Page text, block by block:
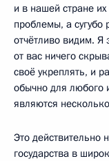
и в нашей стране
проблемы, а
отчётливо видим. Я
от вас ничего
своё укреплять, и
обычно для любого
являются
Это действительно
государства в